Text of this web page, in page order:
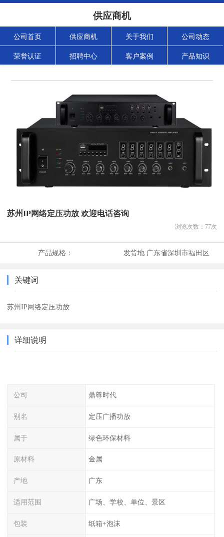
供应商机
公司首页 供应商机 关于我们 公司动态
荣誉认证 招聘中心 客户案例 产品知识
苏州IP网络定压功放 欢迎电话咨询
浏览次数： 77次
产品规格： 发货地:广东省深圳市福田区
关键词
苏州IP网络定压功放
详细说明
公司 鼎尊时代
别名 定压广播功放
属于 绿色环保材料
原材料 金属
产地 广东
适用范围 广场、学校、单位、景区
包装 纸箱+泡沫